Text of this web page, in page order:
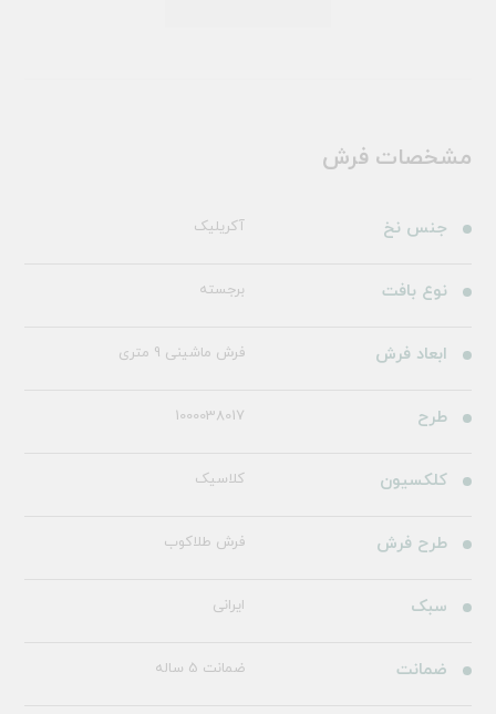
مشخصات فرش
جنس نخ آکریلیک
نوع بافت برجسته
ابعاد فرش فرش ماشینی 9 متری
طرح 1000038017
کلکسیون کلاسیک
طرح فرش فرش طلاکوب
سبک ایرانی
ضمانت ضمانت 5 ساله